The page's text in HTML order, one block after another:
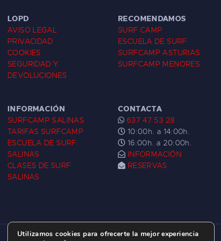
LOPD
AVISO LEGAL
PRIVACIDAD
COOKIES
SEGURIDAD Y
DEVOLUCIONES
RECOMENDAMOS
SURF CAMP
ESCUELA DE SURF
SURFCAMP ASTURIAS
SURFCAMP MENORES
INFORMACIÓN
SURFCAMP SALINAS
TARIFAS SURFCAMP
ESCUELA DE SURF
SALINAS
CLASES DE SURF
SALINAS
CONTACTA
637 47 53 28
10:00h. a 14:00h.
16:00h. a 20:00h.
INFORMACIÓN
RESERVAS
Utilizamos cookies para ofrecerte la mejor experiencia